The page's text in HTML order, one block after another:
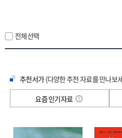
전체선택
추천서가(다양한 추천 자료를 만나보
요즘 인기자료